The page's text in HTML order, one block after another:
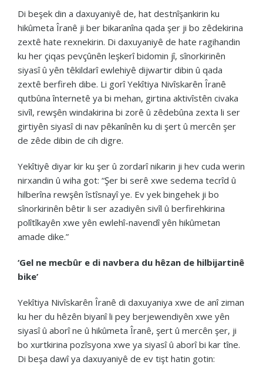
Di beşek din a daxuyaniyê de, hat destnîşankirin ku
hikûmeta Îranê ji ber bikaranîna qada şer ji bo zêdekirina
zextê hate rexnekirin. Di daxuyaniyê de hate ragihandin
ku her çiqas pevçûnên leşkerî bidomin jî, sînorkirinên
siyasî û yên têkildarî ewlehiyê dijwartir dibin û qada
zextê berfireh dibe. Li gorî Yekîtiya Nivîskarên Îranê
qutbûna înternetê ya bi mehan, girtina aktivîstên civaka
sivîl, rewşên windakirina bi zorê û zêdebûna zexta li ser
girtiyên siyasî di nav pêkanînên ku di şert û mercên şer
de zêde dibin de cih digre.
Yekîtiyê diyar kir ku şer û zordarî nikarin ji hev cuda werin
nirxandin û wiha got: “Şer bi serê xwe sedema tecrîd û
hilberîna rewşên îstîsnayî ye. Ev yek bingehek ji bo
sînorkirinên bêtir li ser azadiyên sivîl û berfirehkirina
polîtîkayên xwe yên ewlehî-navendî yên hikûmetan
amade dike.”
‘Gel ne mecbûr e di navbera du hêzan de hilbijartinê
bike’
Yekîtiya Nivîskarên Îranê di daxuyaniya xwe de anî ziman
ku her du hêzên biyanî li pey berjewendiyên xwe yên
siyasî û aborî ne û hikûmeta Îranê, şert û mercên şer, ji
bo xurtkirina pozîsyona xwe ya siyasî û aborî bi kar tîne.
Di beşa dawî ya daxuyaniyê de ev tişt hatin gotin: